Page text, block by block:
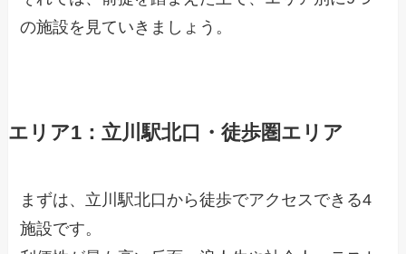
の施設を見ていきましょう。
エリア1：立川駅北口・徒歩圏エリア
まずは、立川駅北口から徒歩でアクセスできる4
施設です。